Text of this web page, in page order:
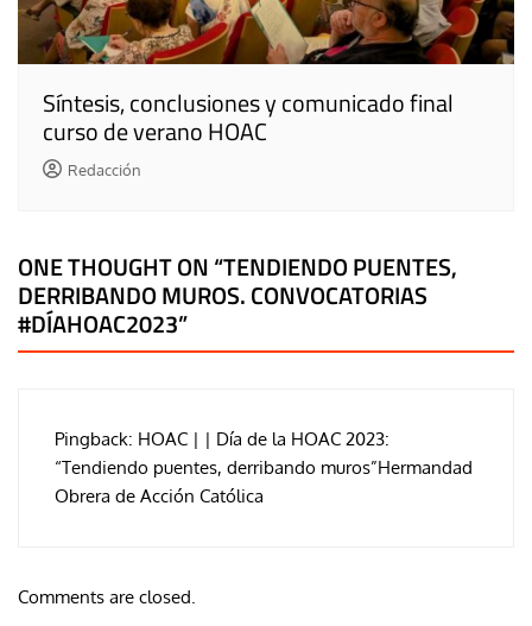
Síntesis, conclusiones y comunicado final
curso de verano HOAC
Redacción
ONE THOUGHT ON “TENDIENDO PUENTES,
DERRIBANDO MUROS. CONVOCATORIAS
#DÍAHOAC2023”
Pingback: HOAC | | Día de la HOAC 2023:
“Tendiendo puentes, derribando muros”Hermandad
Obrera de Acción Católica
Comments are closed.